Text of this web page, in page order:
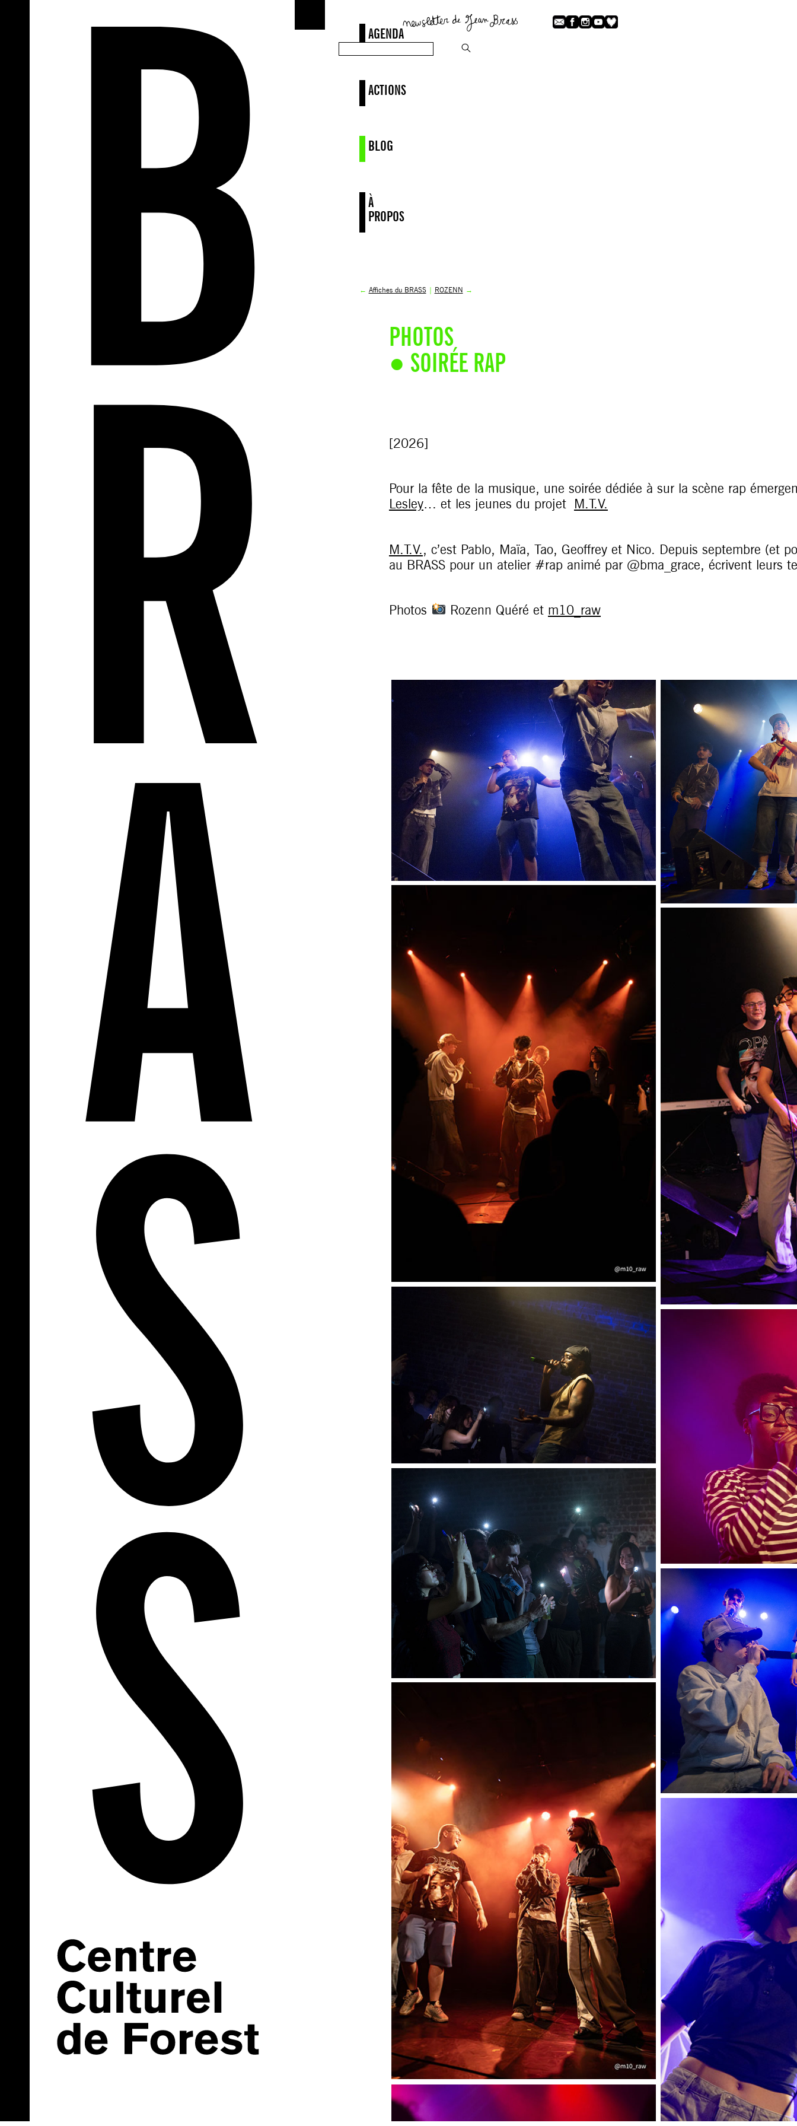
AGENDA
ACTIONS
BLOG
À
PROPOS
← Affiches du BRASS| ROZENN →
PHOTOS
● SOIRÉE RAP
[2026]
Pour la fête de la musique, une soirée dédiée à sur la scène rap
Lesley… et les jeunes du projet M.T.V.
M.T.V., c’est Pablo, Maïa, Tao, Geoffrey et Nico. Depuis septembre (et
au BRASS pour un atelier #rap animé par @bma_grace, écrivent leurs
Photos Rozenn Quéré et m10_raw